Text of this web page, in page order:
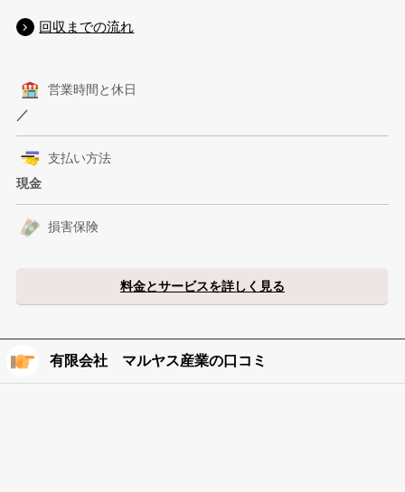
回収までの流れ
営業時間と休日
／
支払い方法
現金
損害保険
料金とサービスを詳しく見る
有限会社 マルヤス産業の口コミ